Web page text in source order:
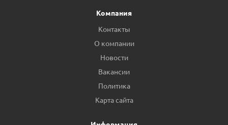
Компания
Контакты
О компании
Новости
Вакансии
Политика
Карта сайта